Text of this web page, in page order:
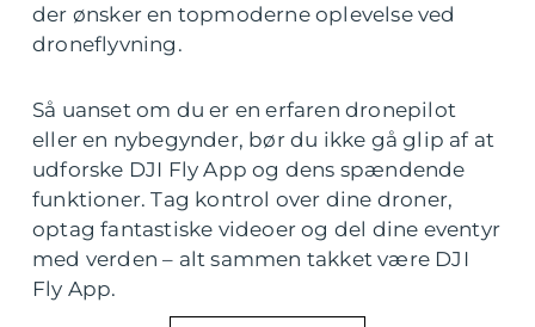
der ønsker en topmoderne oplevelse ved
droneflyvning.
Så uanset om du er en erfaren dronepilot
eller en nybegynder, bør du ikke gå glip af at
udforske DJI Fly App og dens spændende
funktioner. Tag kontrol over dine droner,
optag fantastiske videoer og del dine eventyr
med verden – alt sammen takket være DJI
Fly App.